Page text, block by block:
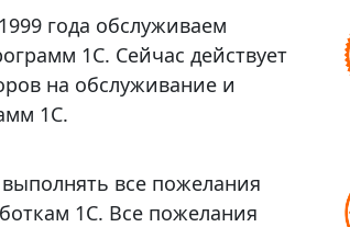
года обслуживаем
1С. Сейчас действует
на обслуживание и
1С.
все пожелания
1С. Все пожелания